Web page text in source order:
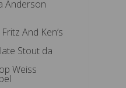
Anderson
And Ken’s
Stout da
Weiss